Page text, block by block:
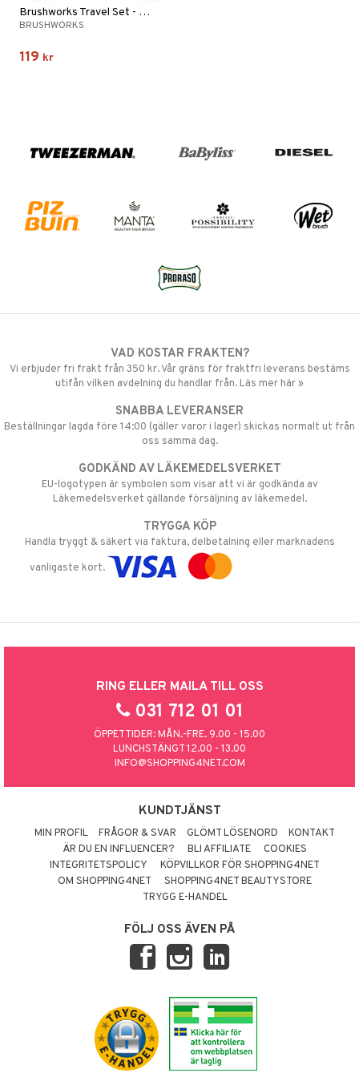
Brushworks Travel Set - Pink & Gold
BRUSHWORKS
119 kr
VAD KOSTAR FRAKTEN?
Vi erbjuder fri frakt från 350 kr. Vår gräns för fraktfri leverans bestäms
utifån vilken avdelning du handlar från. Läs mer här »
SNABBA LEVERANSER
Beställningar lagda före 14:00 (gäller varor i lager) skickas normalt ut från
oss samma dag.
GODKÄND AV LÄKEMEDELSVERKET
EU-logotypen är symbolen som visar att vi är godkända av
Läkemedelsverket gällande försäljning av läkemedel.
TRYGGA KÖP
Handla tryggt & säkert via faktura, delbetalning eller marknadens
vanligaste kort.
RING ELLER MAILA TILL OSS
031 712 01 01
ÖPPETTIDER: MÅN.-FRE. 9.00 - 15.00
LUNCHSTÄNGT 12.00 - 13.00
INFO@SHOPPING4NET.COM
KUNDTJÄNST
MIN PROFIL FRÅGOR & SVAR GLÖMT LÖSENORD
KONTAKT
ÄR DU EN INFLUENCER?
BLI AFFILIATE
COOKIES
INTEGRITETSPOLICY
KÖPVILLKOR FÖR SHOPPING4NET
OM SHOPPING4NET
SHOPPING4NET BEAUTYSTORE
TRYGG E-HANDEL
FÖLJ OSS ÄVEN PÅ